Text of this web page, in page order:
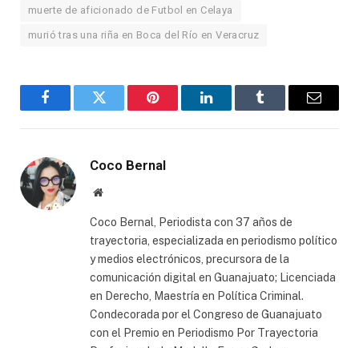
muerte de aficionado de Futbol en Celaya
murió tras una riña en Boca del Río en Veracruz
FacebookTwitter Pinterest LinkedInTumblr Email
Coco Bernal
Website
Coco Bernal, Periodista con 37 años de
trayectoria, especializada en periodismo político
y medios electrónicos, precursora de la
comunicación digital en Guanajuato; Licenciada
en Derecho, Maestría en Política Criminal.
Condecorada por el Congreso de Guanajuato
con el Premio en Periodismo Por Trayectoria